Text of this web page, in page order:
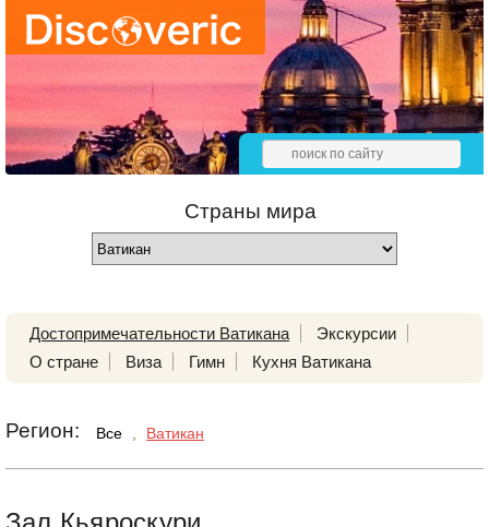
Страны мира
Достопримечательности Ватикана
Экскурсии
О стране
Виза Гимн Кухня Ватикана
Регион: Все Ватикан